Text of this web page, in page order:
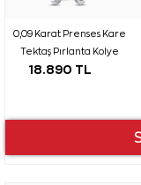
0,09 Karat Prenses Kare
Tektaş Pırlanta Kolye
18.890 TL